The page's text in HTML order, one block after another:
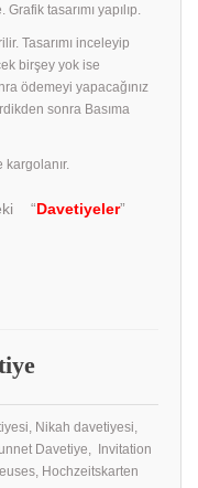
tasarımı yapılıp.
Tasarımı inceleyip
birşey yok ise
ödemeyi yapacağınız
sonra Basıma
kargolanır.
“Davetiyeler”
Nikah davetiyesi,
Davetiye, Invitation
Hochzeitskarten